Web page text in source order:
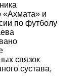
«Ахмата» и
по футболу
связок
сустава,